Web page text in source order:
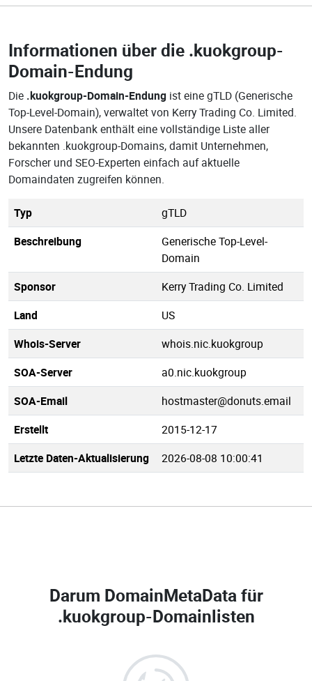
Informationen über die .kuokgroup-
Domain-Endung
Die .kuokgroup-Domain-Endung ist eine gTLD (Generische
Top-Level-Domain), verwaltet von Kerry Trading Co. Limited.
Unsere Datenbank enthält eine vollständige Liste aller
bekannten .kuokgroup-Domains, damit Unternehmen,
Forscher und SEO-Experten einfach auf aktuelle
Domaindaten zugreifen können.
Typ
gTLD
Beschreibung
Generische Top-Level-
Domain
Sponsor
Kerry Trading Co. Limited
Land
US
Whois-Server
whois.nic.kuokgroup
SOA-Server
a0.nic.kuokgroup
SOA-Email
hostmaster@donuts.email
Erstellt
2015-12-17
Letzte Daten-Aktualisierung
2026-08-08 10:00:41
Darum DomainMetaData für
.kuokgroup-Domainlisten